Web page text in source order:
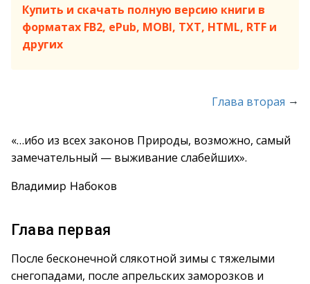
Купить и скачать полную версию книги в
форматах FB2, ePub, MOBI, TXT, HTML, RTF и
других
Глава вторая →
«…ибо из всех законов Природы, возможно, самый
замечательный — выживание слабейших».
Владимир Набоков
Глава первая
После бесконечной слякотной зимы с тяжелыми
снегопадами, после апрельских заморозков и